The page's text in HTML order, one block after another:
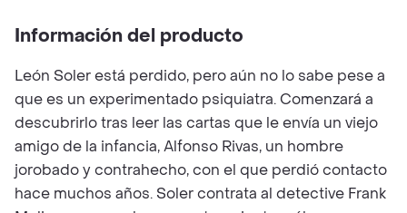
Información del producto
León Soler está perdido, pero aún no lo sabe pese a
que es un experimentado psiquiatra. Comenzará a
descubrirlo tras leer las cartas que le envía un viejo
amigo de la infancia, Alfonso Rivas, un hombre
jorobado y contrahecho, con el que perdió contacto
hace muchos años. Soler contrata al detective Frank